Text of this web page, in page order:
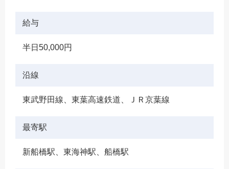
給与
半日50,000円
沿線
東武野田線、東葉高速鉄道、ＪＲ京葉線
最寄駅
新船橋駅、東海神駅、船橋駅